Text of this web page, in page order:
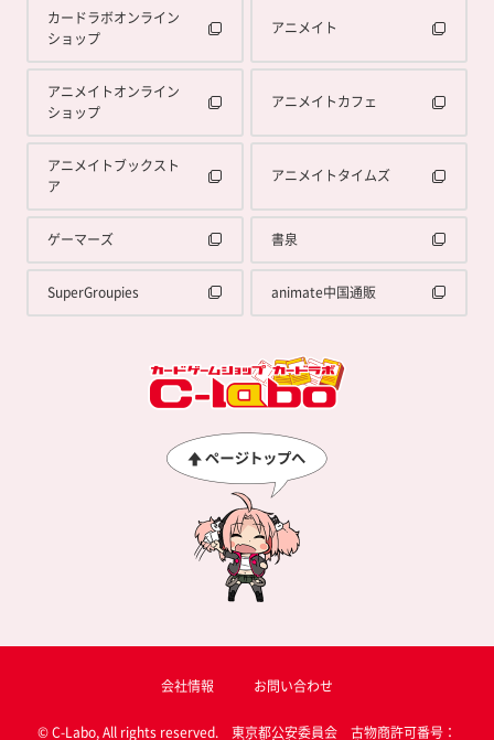
カードラボオンライン
ショップ
アニメイト
アニメイトオンライン
ショップ
アニメイトカフェ
アニメイトブックスト
ア
アニメイトタイムズ
ゲーマーズ 書泉
SuperGroupies animate中国通販
会社情報 お問い合わせ
© C-Labo, All rights reserved. 東京都公安委員会 古物商許可番号：